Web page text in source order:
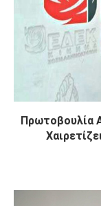
Πρωτοβουλία